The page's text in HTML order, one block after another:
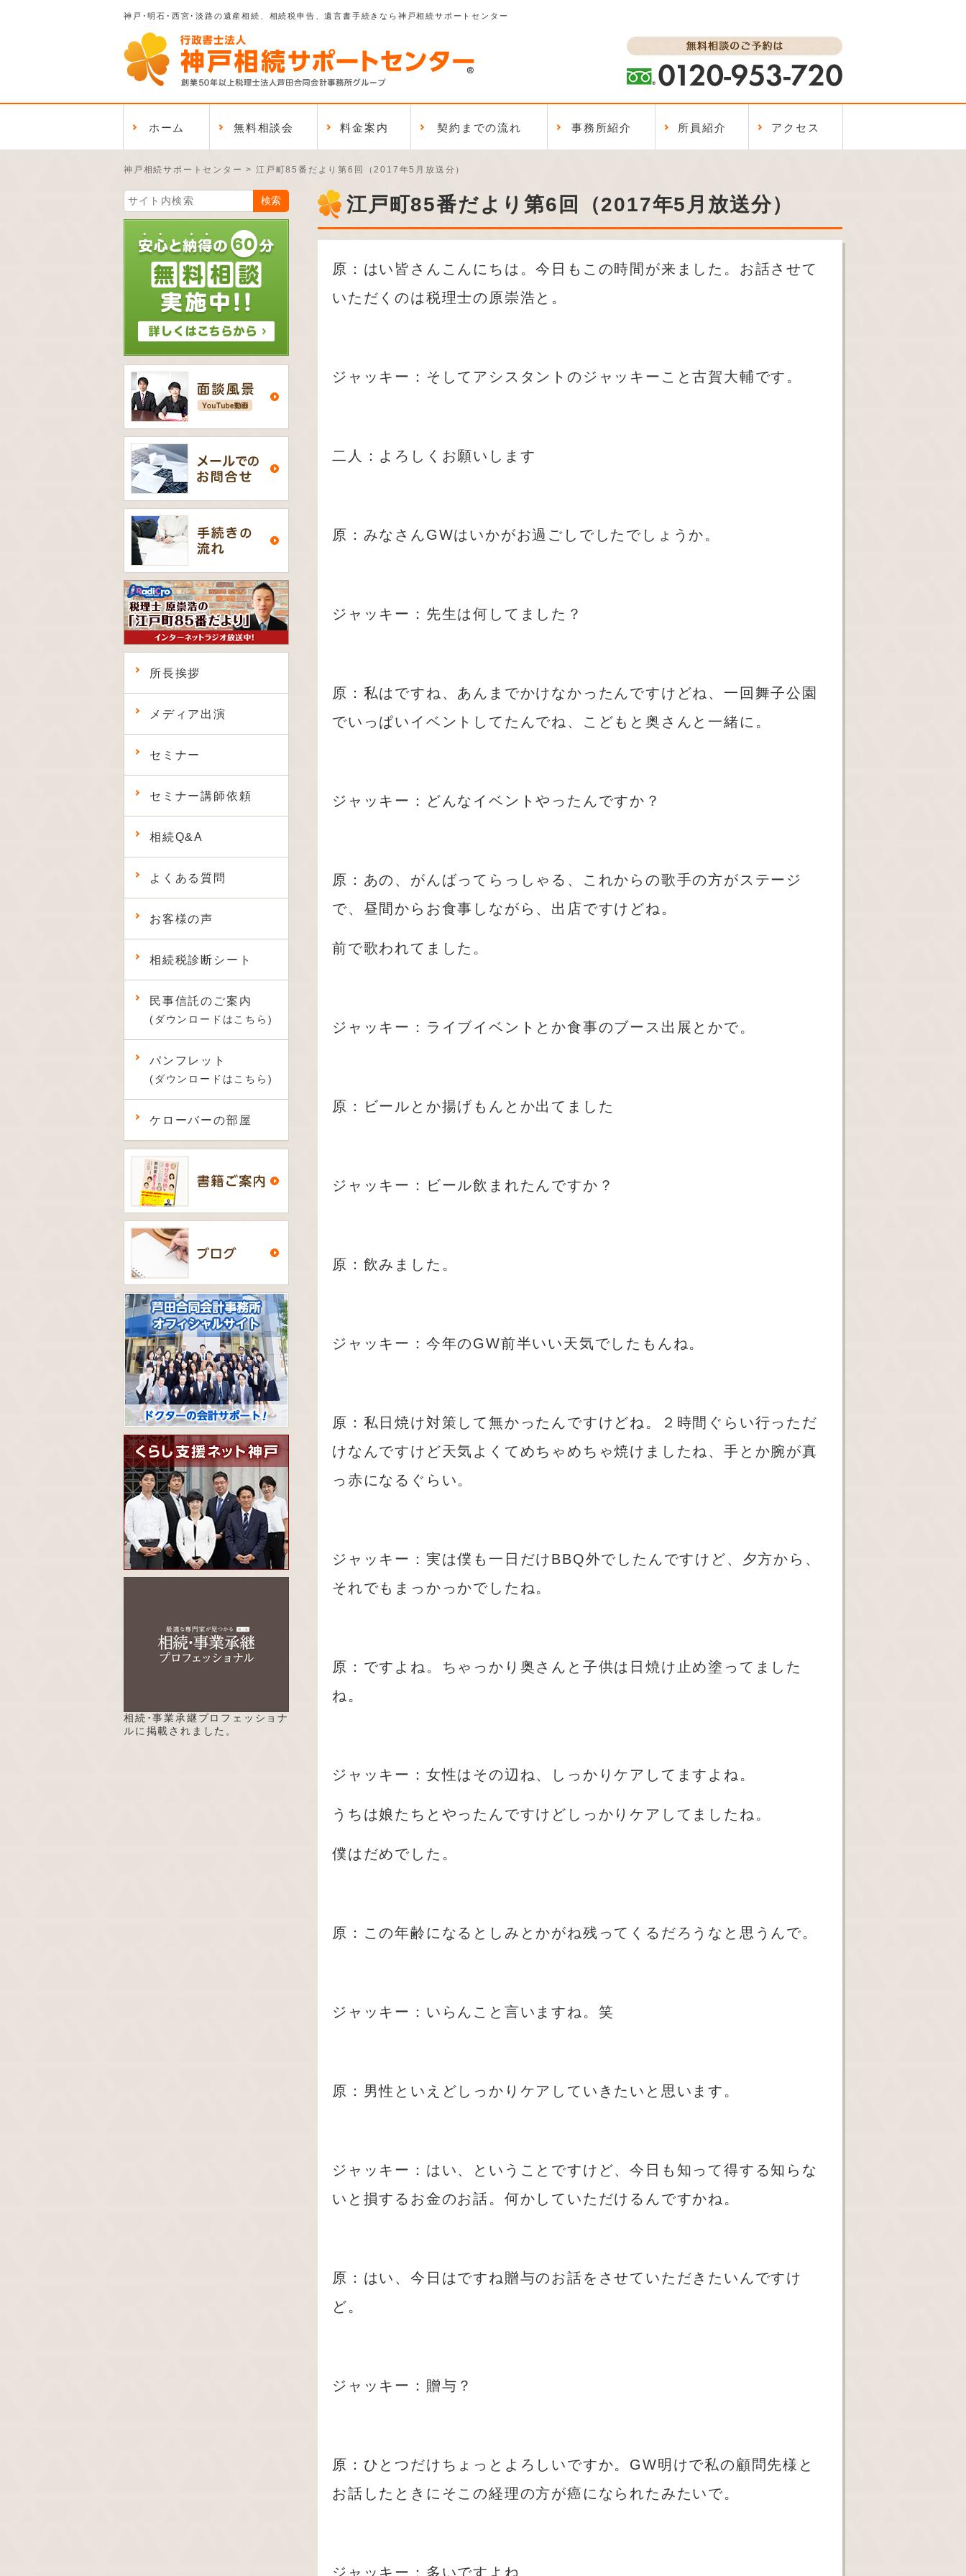
神戸･明石･西宮･淡路の遺産相続、相続税申告、遺言書手続きなら神戸相続サポートセンター
ホーム 無料相談会 料金案内 契約までの流れ 事務所紹介 所員紹介 アクセス
神戸相続サポートセンター >江戸町85番だより第6回（2017年5月放送分）
江戸町85番だより第6回（2017年5月放送分）
原：はい皆さんこんにちは。今日もこの時間が来ました。お話させて
いただくのは税理士の原崇浩と。
ジャッキー：そしてアシスタントのジャッキーこと古賀大輔です。
二人：よろしくお願いします
原：みなさんGWはいかがお過ごしでしたでしょうか。
ジャッキー：先生は何してました？
原：私はですね、あんまでかけなかったんですけどね、一回舞子公園
でいっぱいイベントしてたんでね、こどもと奥さんと一緒に。
ジャッキー：どんなイベントやったんですか？
原：あの、がんばってらっしゃる、これからの歌手の方がステージ
で、昼間からお食事しながら、出店ですけどね。
前で歌われてました。
ジャッキー：ライブイベントとか食事のブース出展とかで。
原：ビールとか揚げもんとか出てました
ジャッキー：ビール飲まれたんですか？
原：飲みました。
ジャッキー：今年のGW前半いい天気でしたもんね。
原：私日焼け対策して無かったんですけどね。２時間ぐらい行っただ
けなんですけど天気よくてめちゃめちゃ焼けましたね、手とか腕が真
っ赤になるぐらい。
ジャッキー：実は僕も一日だけBBQ外でしたんですけど、夕方から、
それでもまっかっかでしたね。
原：ですよね。ちゃっかり奥さんと子供は日焼け止め塗ってました
ね。
ジャッキー：女性はその辺ね、しっかりケアしてますよね。
うちは娘たちとやったんですけどしっかりケアしてましたね。
僕はだめでした。
原：この年齢になるとしみとかがね残ってくるだろうなと思うんで。
ジャッキー：いらんこと言いますね。笑
原：男性といえどしっかりケアしていきたいと思います。
ジャッキー：はい、ということですけど、今日も知って得する知らな
いと損するお金のお話。何かしていただけるんですかね。
原：はい、今日はですね贈与のお話をさせていただきたいんですけ
ど。
ジャッキー：贈与？
原：ひとつだけちょっとよろしいですか。 GW明けで私の顧問先様と
お話したときにそこの経理の方が癌になられたみたいで。
ジャッキー：多いですよね。
所長挨拶
メディア出演
セミナー
セミナー講師依頼
相続Q&A
よくある質問
お客様の声
相続税診断シート
民事信託のご案内
(ダウンロードはこちら)
パンフレット
(ダウンロードはこちら)
ケローバーの部屋
相続･事業承継プロフェッショナ
ルに掲載されました。